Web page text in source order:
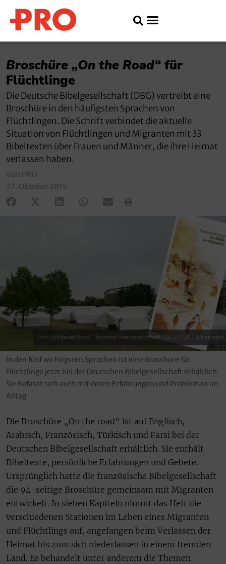
Broschüre „On the Road“ für
Flüchtlinge
Die Deutsche Bibelgesellschaft (DBG) vertreibt eine
Broschüre in den häufigsten Sprachen von
Flüchtlingen. Die Schrift verbindet die aktuelle
Situation von Flüchtlingen und Migranten mit 33
Bibeltexten über Frauen und Männer, die ihre Heimat
verlassen haben.
Von PRO
27. Oktober 2015
Foto: Wikipedia/An-d | Deutsche Bibelgesellschaft CC BY-SA 3.0 Unported
In den fünf wichtigsten Sprachen ist eine Broschüre für
Flüchtlinge jetzt bei der Deutschen Bibelgesellschaft erhältlich.
Sie befasst sich auch mit deren Erfahrungen und Problemen im
Alltag
Die Broschüre „On the road“ ist auf Englisch,
Arabisch, Französisch, Türkisch und Farsi bei der
Deutschen Bibelgesellschaft erhältlich. Sie enthält
Bibeltexte, persönliche Erfahrungen und Gebete.
Ursprünglich hatte die französische Bibelgesellschaft
die 94-seitige Broschüre gemeinsam mit Migranten
entwickelt. In sieben Kapiteln nimmt das Heft die
verschiedenen Stationen im Leben eines Migranten
und Flüchtlings auf, angefangen beim Verlassen der
Heimat bis zum sich niederlassen in einem fremden
Land. Es behandelt unter anderem die Themen